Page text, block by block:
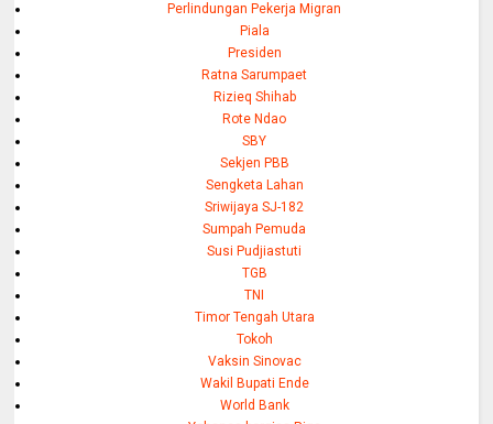
Perlindungan Pekerja Migran
Piala
Presiden
Ratna Sarumpaet
Rizieq Shihab
Rote Ndao
SBY
Sekjen PBB
Sengketa Lahan
Sriwijaya SJ-182
Sumpah Pemuda
Susi Pudjiastuti
TGB
TNI
Timor Tengah Utara
Tokoh
Vaksin Sinovac
Wakil Bupati Ende
World Bank